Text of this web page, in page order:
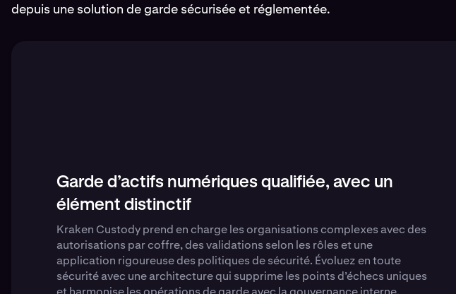
depuis une solution de garde sécurisée et réglementée.
Garde d’actifs numériques qualifiée, avec un
élément distinctif
Kraken Custody prend en charge les organisations complexes avec des
autorisations par coffre, des validations selon les rôles et une
application rigoureuse des politiques de sécurité. Évoluez en toute
sécurité avec une architecture qui supprime les points d’échecs uniques